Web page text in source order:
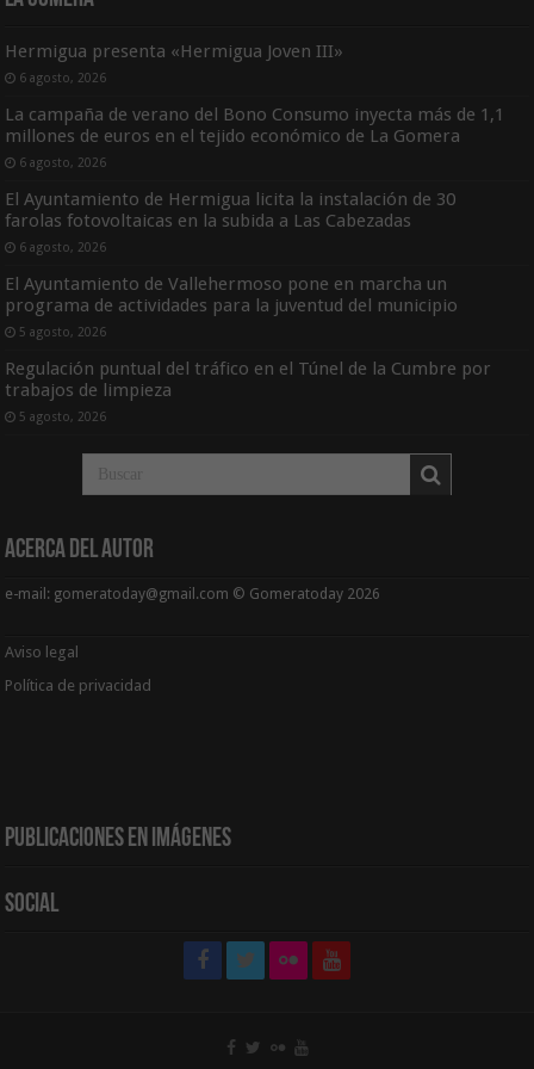
Hermigua presenta «Hermigua Joven III»
6 agosto, 2026
La campaña de verano del Bono Consumo inyecta más de 1,1
millones de euros en el tejido económico de La Gomera
6 agosto, 2026
El Ayuntamiento de Hermigua licita la instalación de 30
farolas fotovoltaicas en la subida a Las Cabezadas
6 agosto, 2026
El Ayuntamiento de Vallehermoso pone en marcha un
programa de actividades para la juventud del municipio
5 agosto, 2026
Regulación puntual del tráfico en el Túnel de la Cumbre por
trabajos de limpieza
5 agosto, 2026
Acerca del Autor
e-mail: gomeratoday@gmail.com © Gomeratoday 2026
Aviso legal
Política de privacidad
Publicaciones en Imágenes
Social